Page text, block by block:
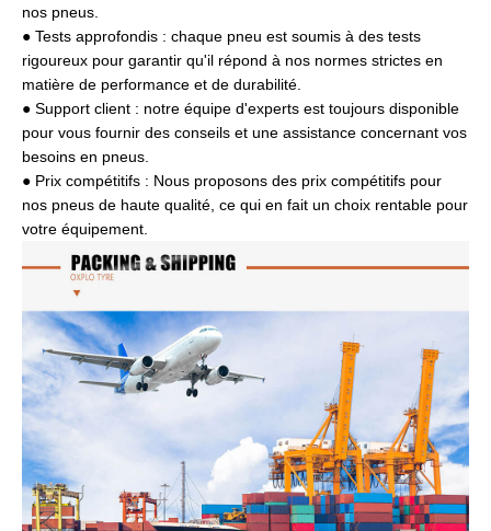
nos pneus.
● Tests approfondis : chaque pneu est soumis à des tests
rigoureux pour garantir qu'il répond à nos normes strictes en
matière de performance et de durabilité.
● Support client : notre équipe d'experts est toujours disponible
pour vous fournir des conseils et une assistance concernant vos
besoins en pneus.
● Prix compétitifs : Nous proposons des prix compétitifs pour
nos pneus de haute qualité, ce qui en fait un choix rentable pour
votre équipement.